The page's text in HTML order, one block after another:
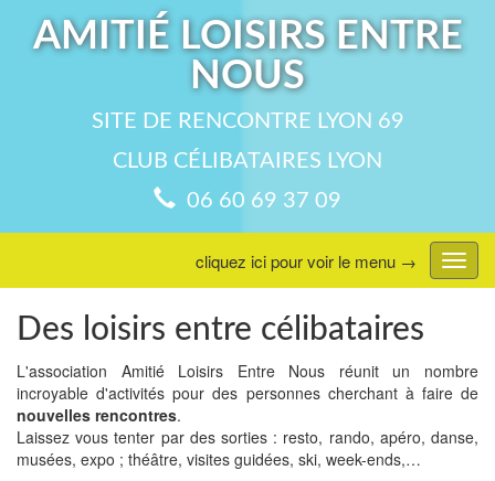
AMITIÉ LOISIRS ENTRE
NOUS
SITE DE RENCONTRE LYON 69
CLUB CÉLIBATAIRES LYON
06 60 69 37 09
menu
cliquez ici pour voir le menu →
Des loisirs entre célibataires
L'association Amitié Loisirs Entre Nous réunit un nombre
incroyable d'activités pour des personnes cherchant à faire de
nouvelles rencontres.
Laissez vous tenter par des sorties : resto, rando, apéro, danse,
musées, expo ; théâtre, visites guidées, ski, week-ends,…